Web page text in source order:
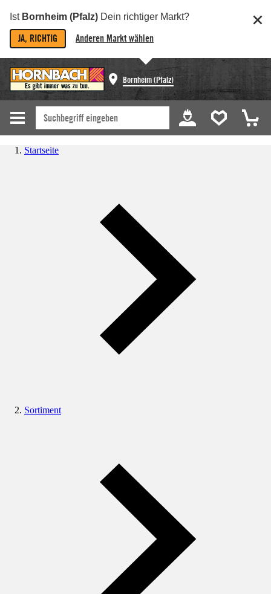
Ist Bornheim (Pfalz) Dein richtiger Markt?
JA, RICHTIG Anderen Markt wählen
Bornheim (Pfalz)
Startseite
Sortiment